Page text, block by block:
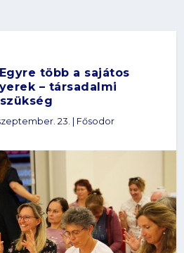
több a sajátos
– társadalmi
23. Fősodor